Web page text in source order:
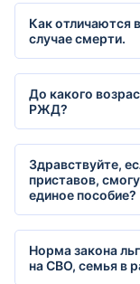
Как отличаются
случае смерти.
До какого
РЖД?
Здравствуйте,
приставов,
единое пособие?
Норма закона
на СВО, семья в